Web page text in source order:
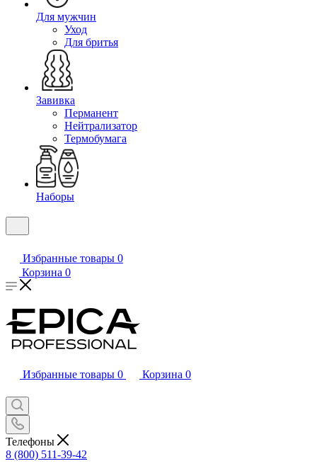
Для мужчин
Уход
Для бритья
Завивка
Перманент
Нейтрализатор
Термобумага
Наборы
Избранные товары 0
Корзина 0
Избранные товары 0 Корзина 0
Телефоны
8 (800) 511-39-42